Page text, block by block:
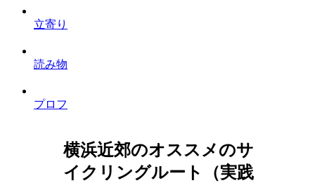
立寄り
読み物
プロフ
横浜近郊のオススメのサ
イクリングルート（実践